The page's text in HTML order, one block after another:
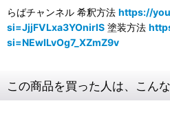
らばチャンネル 希釈方法 https://
si=JjjFVLxa3YOnirlS 塗装方法
si=NEwILvOg7_XZmZ9v
この商品を買った人は、こん